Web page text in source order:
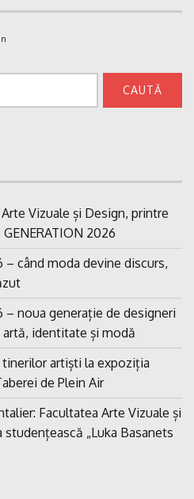
Vizuale și Design, printre
2026
– când moda devine discurs,
– noua generație de designeri
identitate și modă
artiști la expoziția
de Plein Air
Facultatea Arte Vizuale și
„Luka Basanets